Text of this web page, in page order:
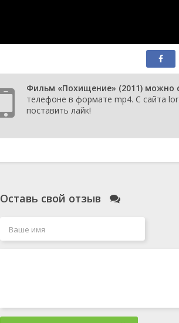
Фильм «Похищение» (2011) можно
телефоне в формате mp4. С сайта
поставить лайк!
Оставь свой отзыв